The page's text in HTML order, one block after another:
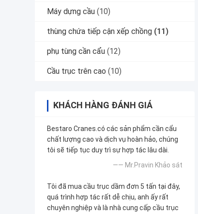
Máy dựng cầu (10)
thùng chứa tiếp cận xếp chồng (11)
phụ tùng cần cẩu (12)
Cầu trục trên cao (10)
KHÁCH HÀNG ĐÁNH GIÁ
Bestaro Cranes.có các sản phẩm cần cẩu
chất lượng cao và dịch vụ hoàn hảo, chúng
tôi sẽ tiếp tục duy trì sự hợp tác lâu dài.
—— Mr.Pravin Khảo sát
Tôi đã mua cầu trục dầm đơn 5 tấn tại đây,
quá trình hợp tác rất dễ chịu, anh ấy rất
chuyên nghiệp và là nhà cung cấp cầu trục